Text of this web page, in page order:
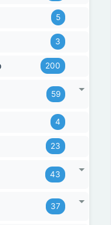
5
3
200
59
4
23
43
37